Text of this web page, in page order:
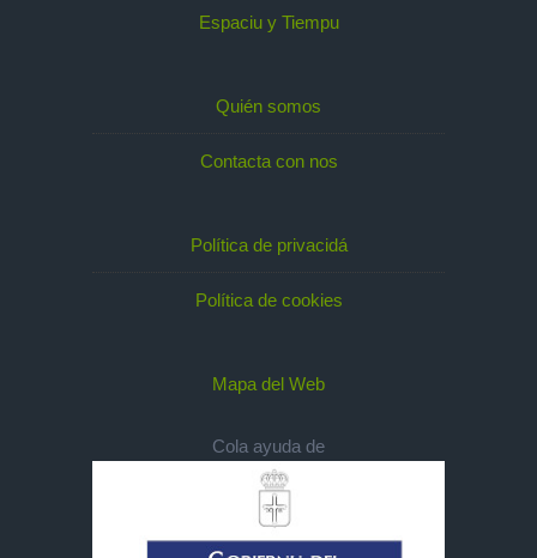
Espaciu y Tiempu
Quién somos
Contacta con nos
Política de privacidá
Política de cookies
Mapa del Web
Cola ayuda de